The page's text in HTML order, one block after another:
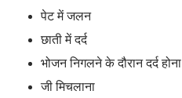
पेट में जलन
छाती में दर्द
भोजन निगलने के दौरान दर्द होना
जी मिचलाना